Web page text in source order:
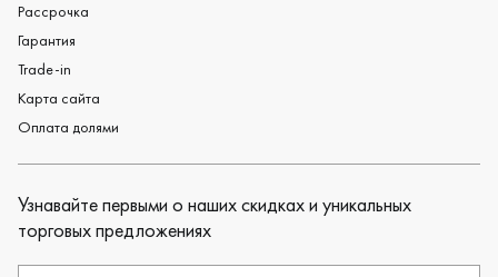
Рассрочка
Гарантия
Trade-in
Карта сайта
Оплата долями
Узнавайте первыми о наших скидках и уникальных
торговых предложениях